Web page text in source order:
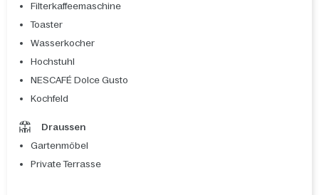
Filterkaffeemaschine
Toaster
Wasserkocher
Hochstuhl
NESCAFÉ Dolce Gusto
Kochfeld
Draussen
Gartenmöbel
Private Terrasse